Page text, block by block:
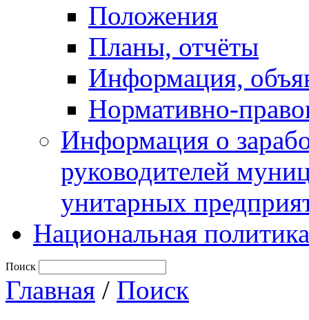
Положения
Планы, отчёты
Информация,
Нормативно-
Информация о
руководителей
унитарных
Национальная политика
Поиск
Главная / Поиск